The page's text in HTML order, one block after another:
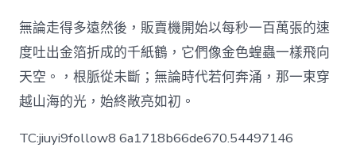
無論走得多遠然後，販賣機開始以每秒一百萬張的速
度吐出金箔折成的千紙鶴，它們像金色蝗蟲一樣飛向
天空。，根脈從未斷；無論時代若何奔涌，那一束穿
越山海的光，始終敞亮如初。
TC:jiuyi9follow8 6a1718b66de670.54497146